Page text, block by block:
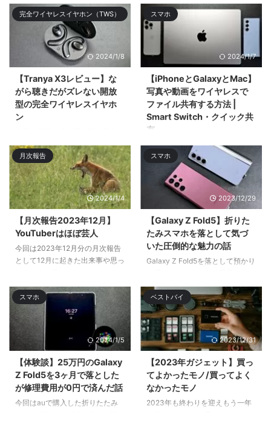
お手頃価格なオープンタイプの完
全ワ ...
今回はアルミニウム筐体採用の
65%レイアウトのメカニカルキー
ボードの ...
完全ワイヤレスイヤホン（TWS）
2024/1/8
【Tranya X3レビュー】な
がら聴きだがズレない開放
型の完全ワイヤレスイヤホ
ン
イヤレスイヤホン「Tranya X3」
をレビューӕ ...
スマホ
2024/1/7
【iPhoneとGalaxyとMac】
写真や動画をワイヤレスで
ファイル共有する方法 |
Smart Switch・クイック共
有
今回はiPhoneとMacとGalaxyス
マホでのワイヤレスでのファイル
共有・ファイル転送 ...
月次報告
2024/1/4
【月次報告2023年12月】
YouTuberはほぼ芸人
今回は2023年12月分の月次報告
として12月に起きた出来事や思っ
スマホ
2023/12/29
【Galaxy Z Fold5】折りた
たみスマホを落として気づ
いた圧倒的な魅力の話
Galaxy Z Fold5を落として預かり
間はサブのGalaxy S22 Ultra& ...
スマホ
2024/1/5
【体験談】25万円のGalaxy
Z Fold5を3ヶ月で落とした
が修理費用が0円で済んだ話
今回はauで購入した折りたたみ
ベストバイ
2023/12/31
【2023年ガジェット】買っ
てよかったモノ/買ってよく
なかったモノ
2023年も終わりを迎えもう一年